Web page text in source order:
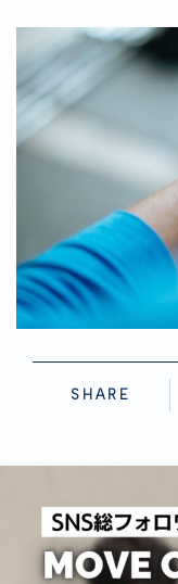
SHARE